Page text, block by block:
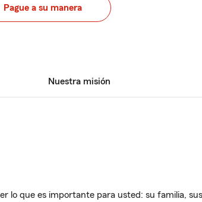
Pague a su manera
Nuestra misión
lo que es importante para usted: su familia, sus